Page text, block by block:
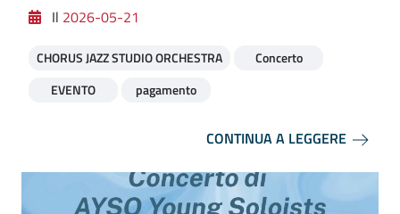
Il 2026-05-21
CHORUS JAZZ STUDIO ORCHESTRA
Concerto
EVENTO
pagamento
CONTINUA A LEGGERE